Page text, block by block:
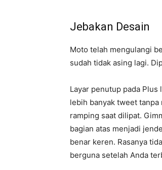
Jebakan Desain
Moto telah mengulangi
sudah tidak asing lagi.
Layar penutup pada
lebih banyak tweet
ramping saat dilipat.
bagian atas menjadi
benar keren. Rasanya
berguna setelah Anda